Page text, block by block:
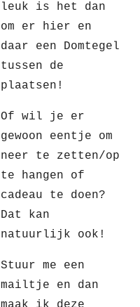
leuk is het dan
om er hier en
daar een Domtegel
tussen de
plaatsen!
Of wil je er
gewoon eentje om
neer te zetten/op
te hangen of
cadeau te doen?
Dat kan
natuurlijk ook!
Stuur me een
mailtje en dan